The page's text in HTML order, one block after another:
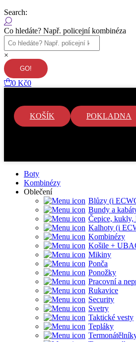
Search:
Co hledáte? Např. policejní kombinéza
×
0 Kč0
KOŠÍK POKLADNA
Boty
Kombinézy
Oblečení
Blůzy (i
Bundy a
Čepice,
Kalhoty (i
Kombinézy
Košile +
Mikiny
Ponča
Ponožky
Pracovní a
Rukavice
Security
Svetry
Taktické vesty
Tepláky